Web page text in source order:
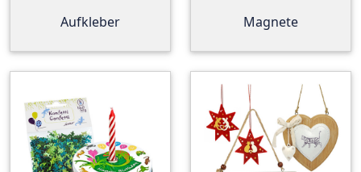
Aufkleber Magnete